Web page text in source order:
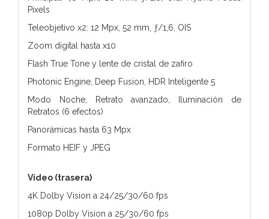
Pixels
Teleobjetivo x2: 12 Mpx, 52 mm, ƒ/1,6, OIS
Zoom digital hasta x10
Flash True Tone y lente de cristal de zafiro
Photonic Engine, Deep Fusion, HDR Inteligente 5
Modo Noche, Retrato avanzado, Iluminación de
Retratos (6 efectos)
Panorámicas hasta 63 Mpx
Formato HEIF y JPEG
Vídeo (trasera)
4K Dolby Vision a 24/25/30/60 fps
1080p Dolby Vision a 25/30/60 fps